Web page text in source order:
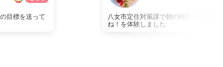
目標を送って
八女市定住対策課で朝の時間に今日の
ね！を体験しました